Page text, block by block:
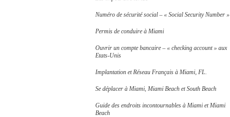
Numéro de sécurité social – « Social Security Number »
Permis de conduire à Miami
Ouvrir un compte bancaire – « checking account » aux
Etats-Unis
Implantation et Réseau Français à Miami, FL.
Se déplacer à Miami, Miami Beach et South Beach
Guide des endroits incontournables à Miami et Miami
Beach